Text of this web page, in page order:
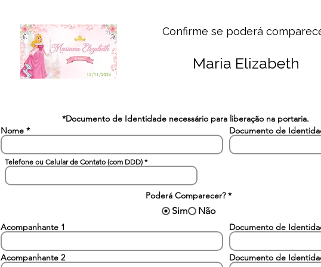
Confirme se poderá
Maria Elizabeth
*Documento de Identidade necessário para liberação na portaria.
Nome
Documento de
Telefone ou Celular de Contato (com DDD)
Poderá Comparecer? *
Sim Não
Acompanhante 1 Documento de
Acompanhante 2 Documento de